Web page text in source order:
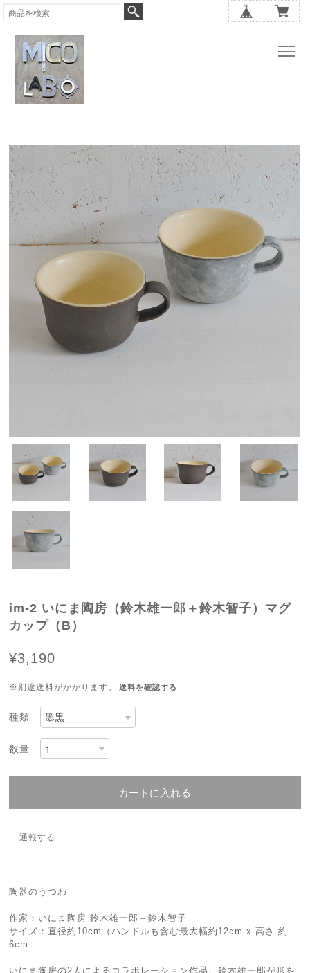
im-2 いにま陶房（鈴木雄一郎＋鈴木智子）マグ
カップ（B）
¥3,190
※別途送料がかかります。 送料を確認する
種類
数量
カートに入れる
通報する
陶器のうつわ
作家：いにま陶房 鈴木雄一郎＋鈴木智子
サイズ：直径約10cm（ハンドルも含む最大幅約12cm x 高さ 約
6cm
いにま陶房の2人によるコラボレーション作品。鈴木雄一郎が形を